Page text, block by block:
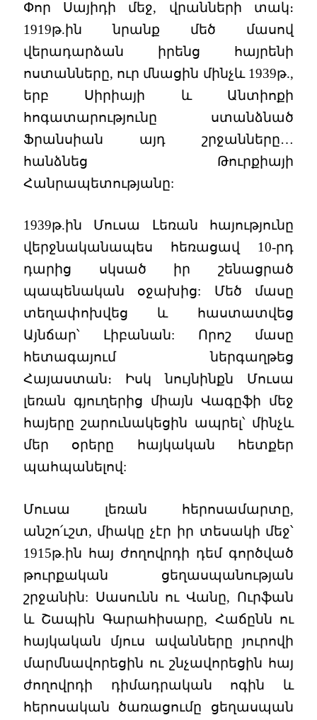
Փոր Սայիդի մեջ, վրանների տակ։
1919թ.ին նրանք մեծ մասով
վերադարձան իրենց հայրենի
ոստանները, ուր մնացին մինչև 1939թ.,
երբ Սիրիայի և Անտիոքի
հոգատարությունը ստանձնած
Ֆրանսիան այդ շրջանները…
հանձնեց Թուրքիայի
Հանրապետությանը:
1939թ.ին Մուսա Լեռան հայությունը
վերջնականապես հեռացավ 10-րդ
դարից սկսած իր շենացրած
պապենական օջախից: Մեծ մասը
տեղափոխվեց և հաստատվեց
Այնճար՝ Լիբանան: Որոշ մասը
հետագայում ներգաղթեց
Հայաստան։ Իսկ նույնինքն Մուսա
լեռան գյուղերից միայն Վագըֆի մեջ
հայերը շարունակեցին ապրել՝ մինչև
մեր օրերը հայկական հետքեր
պահպանելով:
Մուսա լեռան հերոսամարտը,
անշո՛ւշտ, միակը չէր իր տեսակի մեջ՝
1915թ.ին հայ ժողովրդի դեմ գործված
թուրքական ցեղասպանության
շրջանին: Սասունն ու Վանը, Ուրֆան
և Շապին Գարահիսարը, Հաճընն ու
հայկական մյուս ավանները յուրովի
մարմնավորեցին ու շնչավորեցին հայ
ժողովրդի դիմադրական ոգին և
հերոսական ծառացումը ցեղասպան